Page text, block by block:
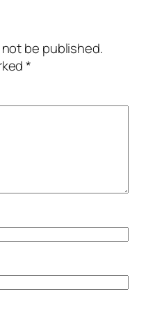
be published.
*